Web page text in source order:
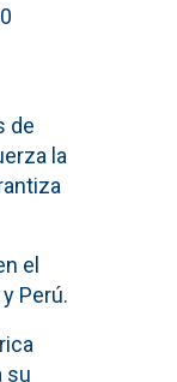
de
la
el
Perú.
su